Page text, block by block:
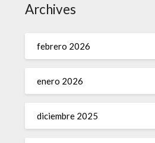
Archives
febrero 2026
enero 2026
diciembre 2025